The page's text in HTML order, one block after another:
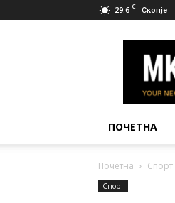
29.6 C Скопје
Вести
ПОЧЕТНА
Почетна Спорт
Спорт